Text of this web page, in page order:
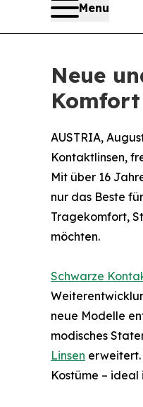
Menu
Neue
AUSTRIA,
Kontaktlinsen,
Mit über 16
nur das Beste
Tragekomfort,
möchten.
Schwarze
neue Modelle
modisches
Linsen erweitert.
Kostüme –